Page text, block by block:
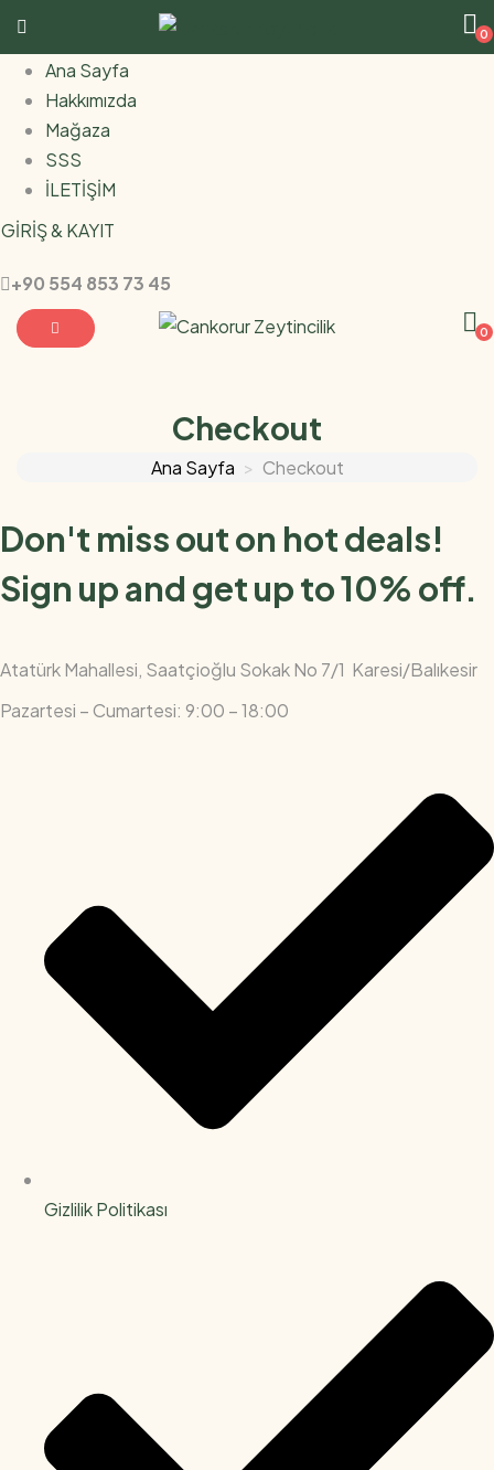
0
Ana Sayfa
Hakkımızda
Mağaza
SSS
İLETİŞİM
GİRİŞ & KAYIT
+90 554 853 73 45
0
Checkout
Ana Sayfa Checkout
Don't miss out on hot deals!
Sign up and get up to 10% off.
Atatürk Mahallesi, Saatçioğlu Sokak No 7/1 Karesi/Balıkesir
Pazartesi – Cumartesi: 9:00 – 18:00
Gizlilik Politikası